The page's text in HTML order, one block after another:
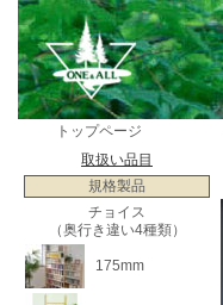
トップページ
取扱い品目
規格製品
チョイス
（奥行き違い4種類）
175mm